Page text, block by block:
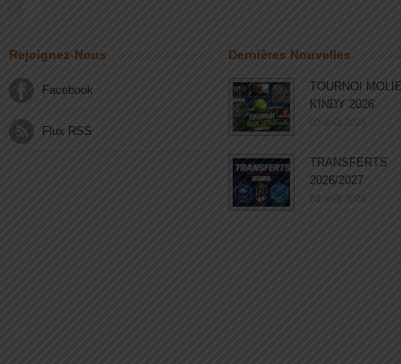
Rejoignez-Nous
Facebook
Flux RSS
Dernières Nouvelles
TOURNOI
KINDY 2026
03 août 2026
TRANSFERTS
2026/2027
03 août 2026